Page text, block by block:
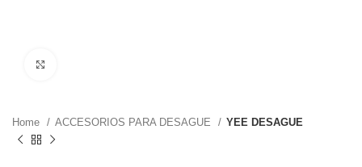
Home ACCESORIOS PARA DESAGUE YEE DESAGUE